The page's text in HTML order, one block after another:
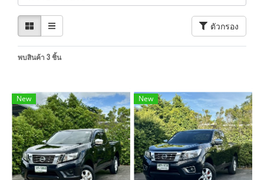
ตัวกรอง
พบสินค้า 3 ชิ้น
New New